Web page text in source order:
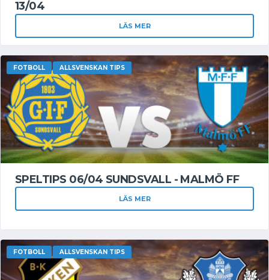
13/04
LÄS MER
FOTBOLL ALLSVENSKAN TIPS
SPELTIPS 06/04 SUNDSVALL - MALMÖ FF
LÄS MER
FOTBOLL ALLSVENSKAN TIPS